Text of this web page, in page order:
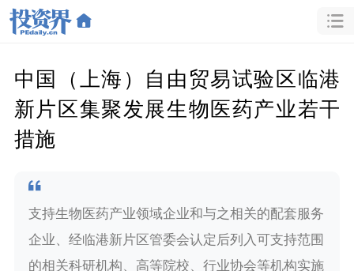
中国（上海）自由贸易试验区临港
新片区集聚发展生物医药产业若干
措施
支持生物医药产业领域企业和与之相关的配套服务
企业、经临港新片区管委会认定后列入可支持范围
的相关科研机构、高等院校、行业协会等机构实施